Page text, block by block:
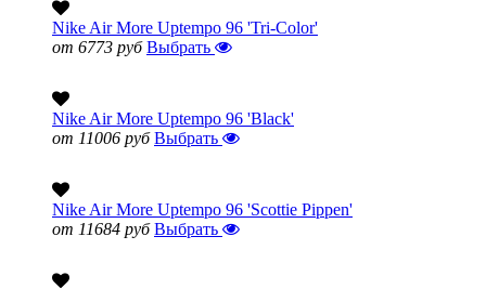
Nike Air More Uptempo 96 'Tri-Color'
от 6773 руб Выбрать
Nike Air More Uptempo 96 'Black'
от 11006 руб Выбрать
Nike Air More Uptempo 96 'Scottie Pippen'
от 11684 руб Выбрать